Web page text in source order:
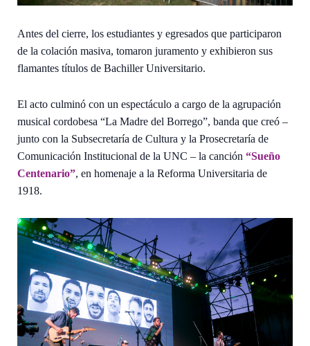
Antes del cierre, los estudiantes y egresados que participaron
de la colación masiva, tomaron juramento y exhibieron sus
flamantes títulos de Bachiller Universitario.
El acto culminó con un espectáculo a cargo de la agrupación
musical cordobesa “La Madre del Borrego”, banda que creó –
junto con la Subsecretaría de Cultura y la Prosecretaría de
Comunicación Institucional de la UNC – la canción “Sueño
Centenario”, en homenaje a la Reforma Universitaria de
1918.